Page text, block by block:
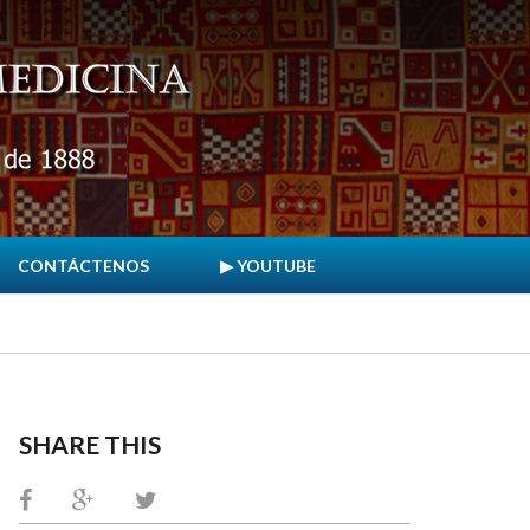
CONTÁCTENOS ▶ YOUTUBE
SHARE THIS